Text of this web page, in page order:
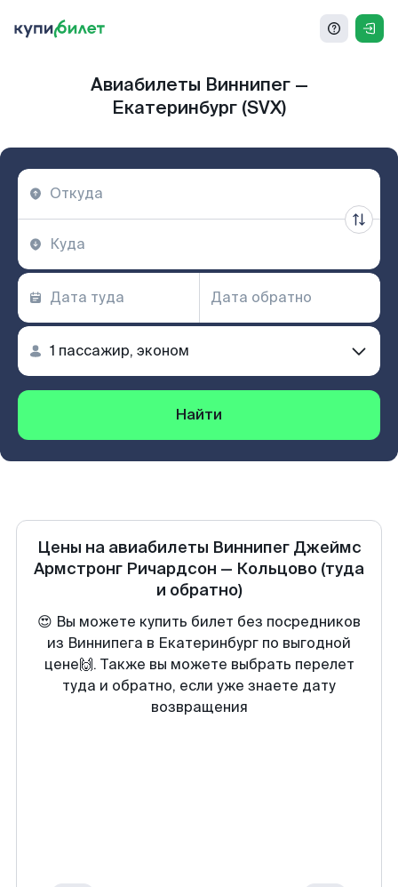
Авиабилеты Виннипег —
Екатеринбург (SVX)
Найти
Цены на авиабилеты Виннипег Джеймс
Армстронг Ричардсон — Кольцово (туда
и обратно)
😍 Вы можете купить билет без посредников
из Виннипега в Екатеринбург по выгодной
цене🙌. Также вы можете выбрать перелет
туда и обратно, если уже знаете дату
возвращения